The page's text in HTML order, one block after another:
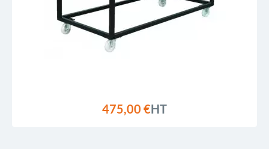
475,00 €HT